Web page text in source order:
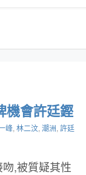
機會許廷鏗
峰, 林二汶, 潮洲, 許廷
,被質疑其性